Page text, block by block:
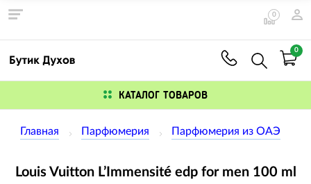
0
0
КАТАЛОГ ТОВАРОВ
Главная Парфюмерия Парфюмерия из ОАЭ
Louis Vuitton L’Immensité edp for men 100 ml